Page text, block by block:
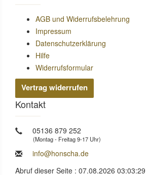
AGB und Widerrufsbelehrung
Impressum
Datenschutzerklärung
Hilfe
Widerrufsformular
Vertrag widerrufen
Kontakt
05136 879 252
(Montag - Freitag 9-17 Uhr)
info@honscha.de
Abruf dieser Seite : 07.08.2026 03:03:29